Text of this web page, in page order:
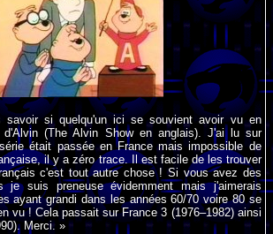
savoir si quelqu'un ici se souvient avoir vu en
d'Alvin (The Alvin Show en anglais). J'ai lu sur
était passée en France mais impossible de
il y a zéro trace. Il est facile de les trouver
c'est tout autre chose ! Si vous avez des
je suis preneuse évidemment mais j'aimerais
ayant grandi dans les années 60/70 voire 80 se
vu ! Cela passait sur France 3 (1976–1982) ainsi
Merci. »